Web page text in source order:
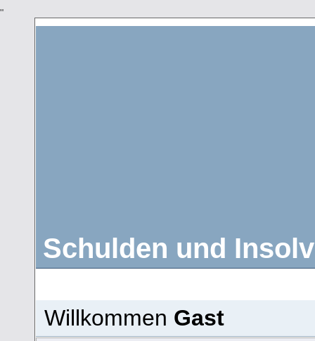
"
Schulden und
Willkommen Gast